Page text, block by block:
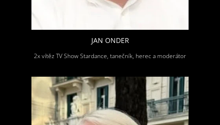
JAN ONDER
2x vítěz TV Show Stardance, tanečník, herec a moderátor